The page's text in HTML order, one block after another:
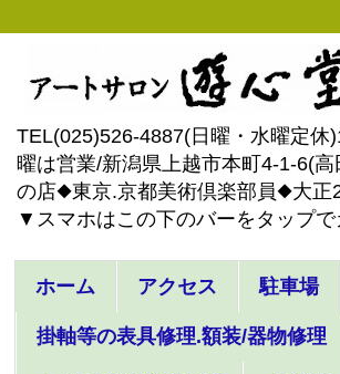
TEL(025)526-4887(日曜・水曜定休
曜は営業/新潟県上越市本町4-1-6(
の店◆東京.京都美術倶楽部員◆大正
▼スマホはこの下のバーをタップ
ホーム アクセス 駐車場
掛軸等の表具修理.額装/器物修理